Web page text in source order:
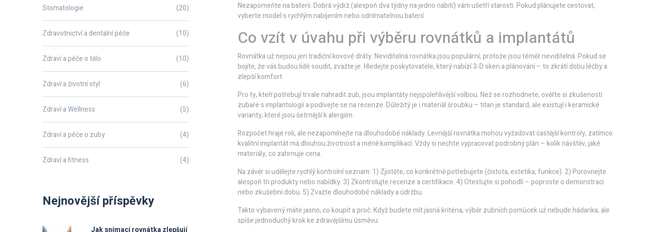
Nezapomeňte na baterii. Dobrá výdrž (alespoň dva týdny na jedno nabití) vám ušetří starosti. Pokud plánujete cestovat,
vyberte model s rychlým nabíjením nebo odnímatelnou baterií.
Co vzít v úvahu při výběru rovnátků a implantátů
Rovnátka už nejsou jen tradiční kovové dráty. Neviditelná rovnátka jsou populární, protože jsou téměř neviditelná. Pokud se
bojíte, že vás budou lidé soudit, zvažte je. Hledejte poskytovatele, který nabízí 3‑D sken a plánování – to zkrátí dobu léčby a
zlepší komfort.
Pro ty, kteří potřebují trvale nahradit zub, jsou implantáty nejspolehlivější volbou. Než se rozhodnete, ověřte si zkušenosti
zubaře s implantologií a podívejte se na recenze. Důležitý je i materiál šroubku – titan je standard, ale existují i keramické
varianty, které jsou šetrnější k alergiím.
Rozpočet hraje roli, ale nezapomínejte na dlouhodobé náklady. Levnější rovnátka mohou vyžadovat častější kontroly, zatímco
kvalitní implantát má dlouhou životnost a méně komplikací. Vždy si nechte vypracovat podrobný plán – kolik návštěv, jaké
materiály, co zahrnuje cena.
Na závěr si udělejte rychlý kontrolní seznam: 1) Zjistěte, co konkrétně potřebujete (čistota, estetika, funkce). 2) Porovnejte
alespoň tři produkty nebo nabídky. 3) Zkontrolujte recenze a certifikace. 4) Otestujte si pohodlí – poproste o demonstraci
nebo zkušební dobu. 5) Zvažte dlouhodobé náklady a údržbu.
Takto vybavený máte jasno, co koupit a proč. Když budete mít jasná kritéria, výběr zubních pomůcek už nebude hádanka, ale
spíše jednoduchý krok ke zdravějšímu úsměvu.
Stomatologie (20)
Zdravotnictví a dentalní péče (10)
Zdraví a péče o tělo (10)
Zdraví a životní styl (6)
Zdraví a Wellness (5)
Zdraví a péče o zuby (4)
Zdraví a fitness (4)
Nejnovější příspěvky
Jak snímací rovnátka zlepšují